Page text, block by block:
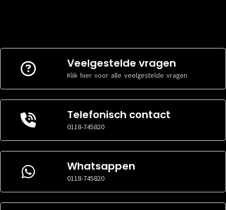
Veelgestelde vragen
Klik hier voor alle veelgestelde vragen
Telefonisch contact
0118-745820
Whatsappen
0118-745820